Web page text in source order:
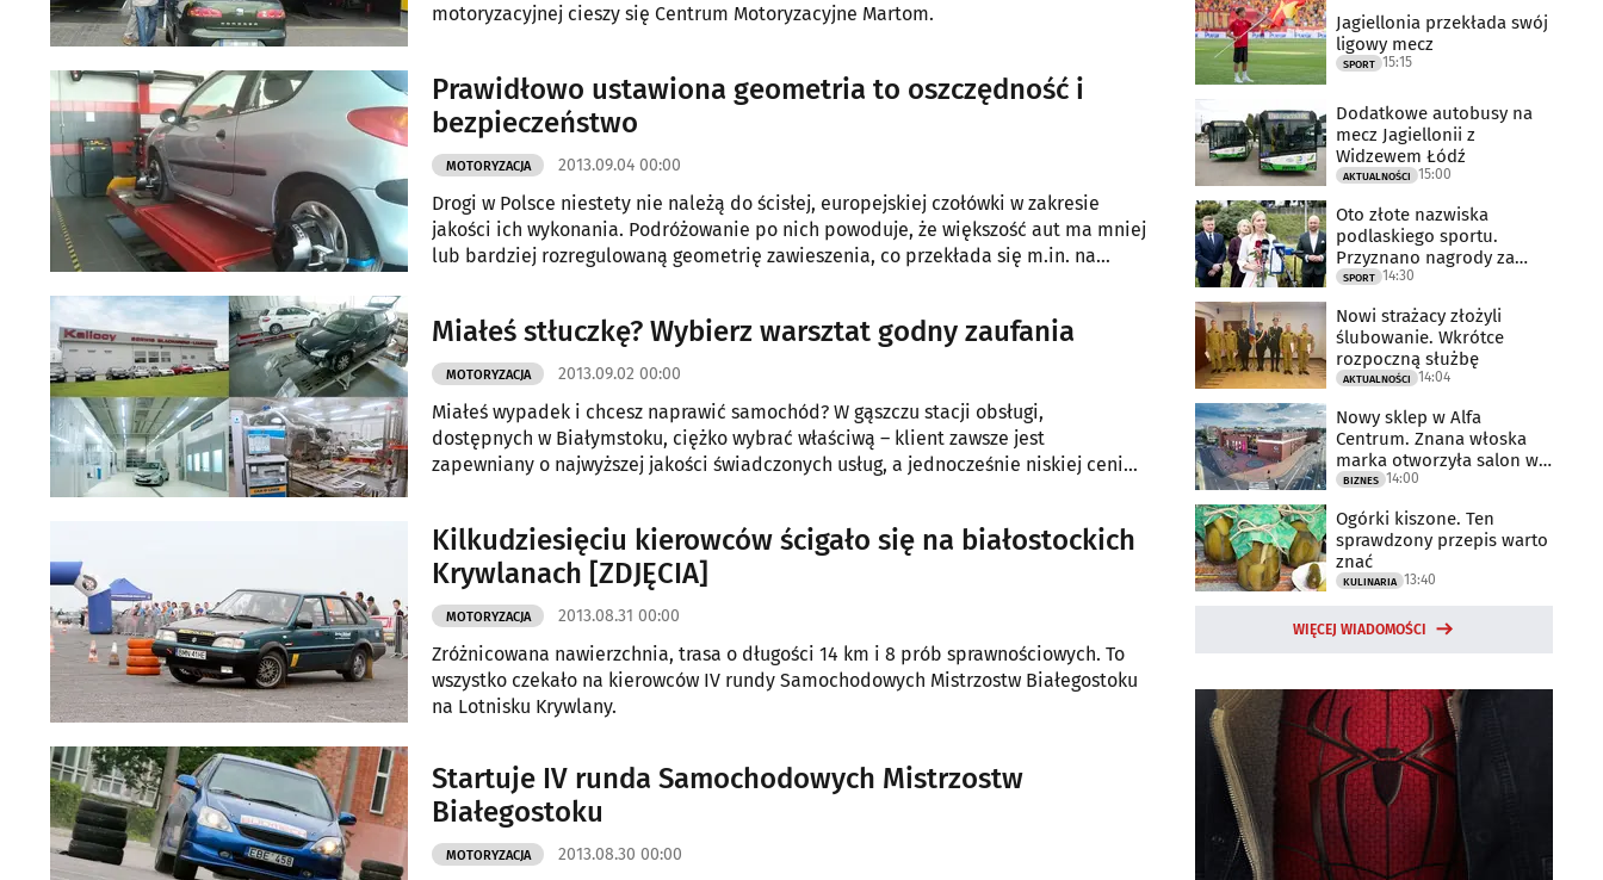
motoryzacyjnej cieszy się Centrum Motoryzacyjne Martom.
Prawidłowo ustawiona geometria to oszczędność i
bezpieczeństwo
MOTORYZACJA 2013.09.04 00:00
Drogi w Polsce niestety nie należą do ścisłej, europejskiej czołówki w zakresie
jakości ich wykonania. Podróżowanie po nich powoduje, że większość aut ma mniej
lub bardziej rozregulowaną geometrię zawieszenia, co przekłada się m.in. na
Miałeś stłuczkę? Wybierz warsztat godny zaufania
MOTORYZACJA 2013.09.02 00:00
Miałeś wypadek i chcesz naprawić samochód? W gąszczu stacji obsługi,
dostępnych w Białymstoku, ciężko wybrać właściwą – klient zawsze jest
zapewniany o najwyższej jakości świadczonych usług, a jednocześnie niskiej cenie.
Blacharsko Lakierniczy Kaliccy to gwarancja najwyższej jakości naprawy i
zadowolenia klienta.
Kilkudziesięciu kierowców ścigało się na białostockich
Krywlanach [ZDJĘCIA]
MOTORYZACJA 2013.08.31 00:00
Zróżnicowana nawierzchnia, trasa o długości 14 km i 8 prób sprawnościowych. To
wszystko czekało na kierowców IV rundy Samochodowych Mistrzostw Białegostoku
na Lotnisku Krywlany.
Startuje IV runda Samochodowych Mistrzostw
Białegostoku
MOTORYZACJA 2013.08.30 00:00
Jagiellonia przekłada swój
ligowy mecz
SPORT 15:15
Dodatkowe autobusy na
mecz Jagiellonii z
Widzewem Łódź
AKTUALNOŚCI 15:00
Oto złote nazwiska
podlaskiego sportu.
Przyznano nagrody za
2025 rok
SPORT 14:30
Nowi strażacy złożyli
ślubowanie. Wkrótce
rozpoczną służbę
AKTUALNOŚCI 14:04
Nowy sklep w Alfa
Centrum. Znana włoska
marka otworzyła salon w
Białymstoku
BIZNES 14:00
Ogórki kiszone. Ten
sprawdzony przepis warto
znać
KULINARIA 13:40
WIĘCEJ WIADOMOŚCI